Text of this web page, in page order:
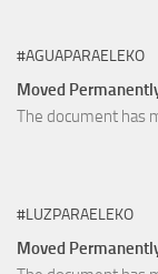
#AGUAPARAELEKO
Moved
The document has
#LUZPARAELEKO
Moved